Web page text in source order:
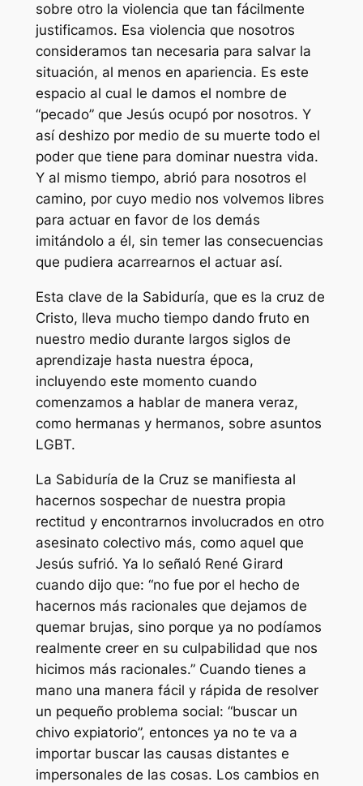
sobre otro la violencia que tan fácilmente
justificamos. Esa violencia que nosotros
consideramos tan necesaria para salvar la
situación, al menos en apariencia. Es este
espacio al cual le damos el nombre de
“pecado” que Jesús ocupó por nosotros. Y
así deshizo por medio de su muerte todo el
poder que tiene para dominar nuestra vida.
Y al mismo tiempo, abrió para nosotros el
camino, por cuyo medio nos volvemos libres
para actuar en favor de los demás
imitándolo a él, sin temer las consecuencias
que pudiera acarrearnos el actuar así.
Esta clave de la Sabiduría, que es la cruz de
Cristo, lleva mucho tiempo dando fruto en
nuestro medio durante largos siglos de
aprendizaje hasta nuestra época,
incluyendo este momento cuando
comenzamos a hablar de manera veraz,
como hermanas y hermanos, sobre asuntos
LGBT.
La Sabiduría de la Cruz se manifiesta al
hacernos sospechar de nuestra propia
rectitud y encontrarnos involucrados en otro
asesinato colectivo más, como aquel que
Jesús sufrió. Ya lo señaló René Girard
cuando dijo que: “no fue por el hecho de
hacernos más racionales que dejamos de
quemar brujas, sino porque ya no podíamos
realmente creer en su culpabilidad que nos
hicimos más racionales.” Cuando tienes a
mano una manera fácil y rápida de resolver
un pequeño problema social: “buscar un
chivo expiatorio”, entonces ya no te va a
importar buscar las causas distantes e
impersonales de las cosas. Los cambios en